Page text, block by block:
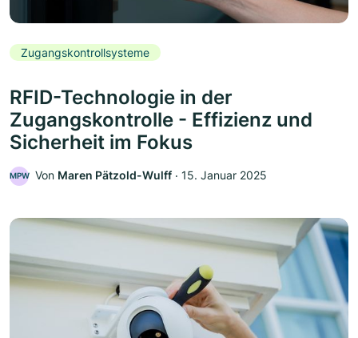
Zugangskontrollsysteme
RFID-Technologie in der
Zugangskontrolle - Effizienz und
Sicherheit im Fokus
MPW Von Maren Pätzold-Wulff ‧ 15. Januar 2025